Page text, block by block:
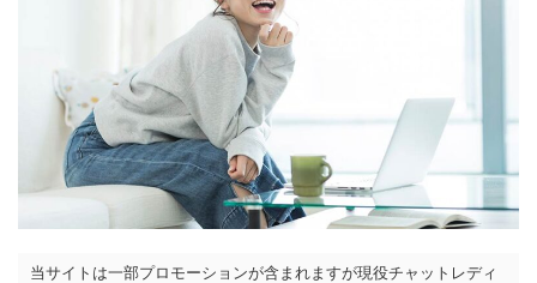
当サイトは一部プロモーションが含まれますが現役チャットレディ